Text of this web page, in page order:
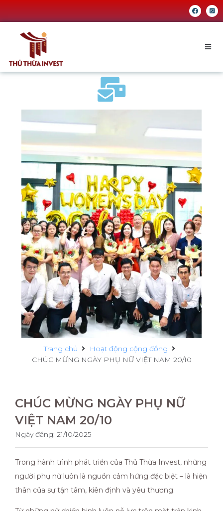
Trang chủ
Hoạt động cộng đồng
CHÚC MỪNG NGÀY PHỤ NỮ VIỆT NAM 20/10
CHÚC MỪNG NGÀY PHỤ NỮ
VIỆT NAM 20/10
Ngày đăng: 21/10/2025
Trong hành trình phát triển của Thủ Thừa Invest, những
người phụ nữ luôn là nguồn cảm hứng đặc biệt – là hiện
thân của sự tận tâm, kiên định và yêu thương.